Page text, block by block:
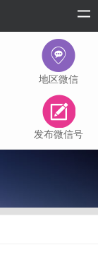
地区微信
发布微信号